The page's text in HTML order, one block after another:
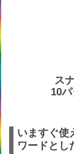
ス
10
いますぐ使
ワードとし